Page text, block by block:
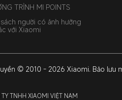
TRÌNH MI POINTS
người có ảnh hưởng
với Xiaomi
© 2010 - 2026 Xiaomi. Bảo lưu
TNHH XIAOMI VIỆT NAM